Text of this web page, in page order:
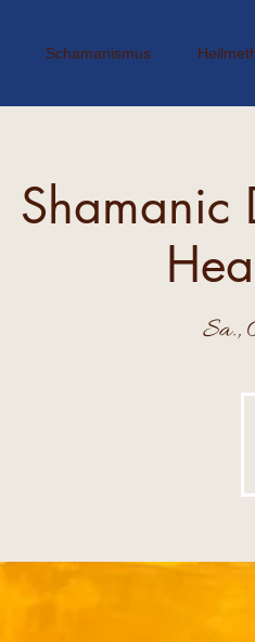
Schamanismus
Shamanic
Sa.,